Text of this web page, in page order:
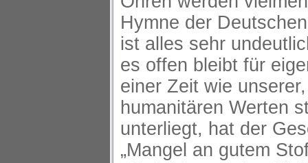
Hymne der
ist alles sehr
es offen bleibt für
einer Zeit wie
humanitären Werten
unterliegt, hat der
„Mangel an gutem